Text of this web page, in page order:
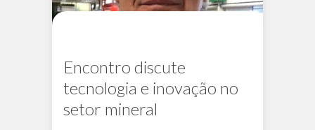
Encontro discute
tecnologia e inovação no
setor mineral